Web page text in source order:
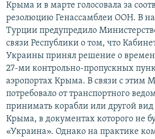
Крыма и в марте голосовала за
резолюцию Генассамблеи ООН. В
Турции предупредило
связи Республики о том, что
Украины принял решение о
27-ми контрольно-пропускных
аэропортах Крыма. В связи с этим
потребовало от транспортного
принимать корабли или другой вид
Крыма, в документах которого не
«Украина». Однако на практике